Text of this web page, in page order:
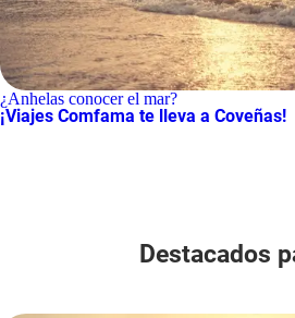
¿Anhelas conocer el mar?
¡Viajes Comfama te lleva a Coveñas!
Destacados